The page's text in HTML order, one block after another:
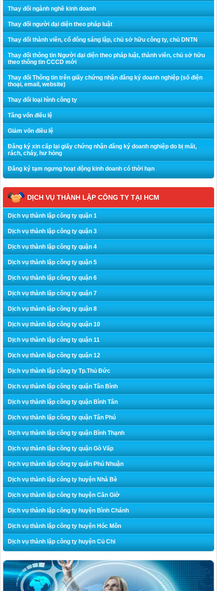
Thay đổi ngành nghề kinh doanh
Thay đổi người đại diện theo pháp luật
Thay đổi thành viên, cổ đông sáng lập, chủ sở hữu công ty, chủ DNTN
Thay đổi thông tin Người đại diện theo pháp luật, thành viên, chủ sở hữu
theo thông tin CCCD mới
Thay đổi Thông tin trên giấy chứng nhận đăng ký doanh nghiệp (số điện
thoại, email, website)
Thay đổi loại hình công ty
Tăng vốn điều lệ
Giảm vốn điều lệ
Đăng ký xin cấp lại giấy chứng nhận đăng ký doanh nghiệp do bị mất,
rách, cháy, hư hỏng
Đăng ký tạm ngưng hoạt động kinh doanh có thời hạn
DỊCH VỤ THÀNH LẬP CÔNG TY TẠI HCM
Dịch vụ thành lập công ty quận 1
Dịch vụ thành lập công ty quận 3
Dịch vụ thành lập công ty quận 4
Dịch vụ thành lập công ty quận 5
Dịch vụ thành lập công ty quận 6
Dịch vụ thành lập công ty quận 7
Dịch vụ thành lập công ty quận 8
Dịch vụ thành lập công ty quận 10
Dịch vụ thành lập công ty quận 11
Dịch vụ thành lập công ty quận 12
Dịch vụ thành lập công ty Tp.Thủ Đức
Dịch vụ thành lập công ty quận Tân Bình
Dịch vụ thành lập công ty quận Bình Tân
Dịch vụ thành lập công ty quận Tân Phú
Dịch vụ thành lập công ty quận Bình Thạnh
Dịch vụ thành lập công ty quận Gò Vấp
Dịch vụ thành lập công ty quận Phú Nhuận
Dịch vụ thành lập công ty huyện Nhà Bè
Dịch vụ thành lập công ty huyện Cần Giờ
Dịch vụ thành lập công ty huyện Bình Chánh
Dịch vụ thành lập công ty huyện Hóc Môn
Dịch vụ thành lập công ty huyện Củ Chi